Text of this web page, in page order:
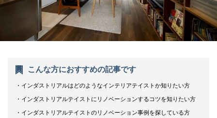
こんな方におすすめの記事です
インダストリアルはどのようなインテリアテイストか知りたい方
インダストリアルテイストにリノベーションするコツを知りたい方
インダストリアルテイストのリノベーション事例を探している方